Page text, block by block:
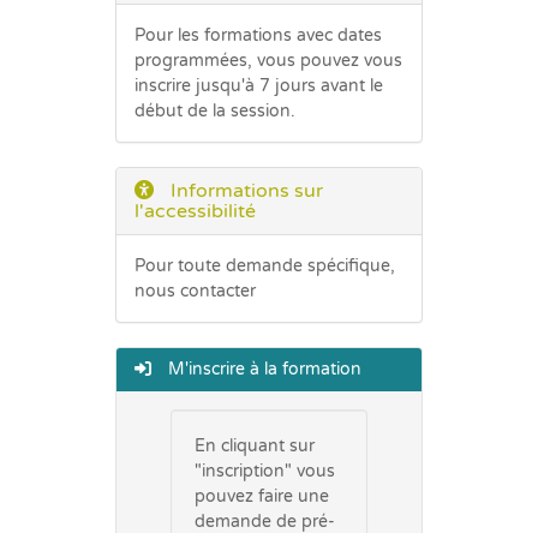
Pour les formations avec dates
programmées, vous pouvez vous
inscrire jusqu'à 7 jours avant le
début de la session.
Informations sur
l'accessibilité
Pour toute demande spécifique,
nous contacter
M'inscrire à la formation
En cliquant sur
"inscription" vous
pouvez faire une
demande de pré-